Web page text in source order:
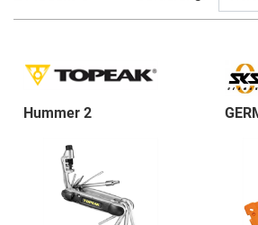
Hummer 2